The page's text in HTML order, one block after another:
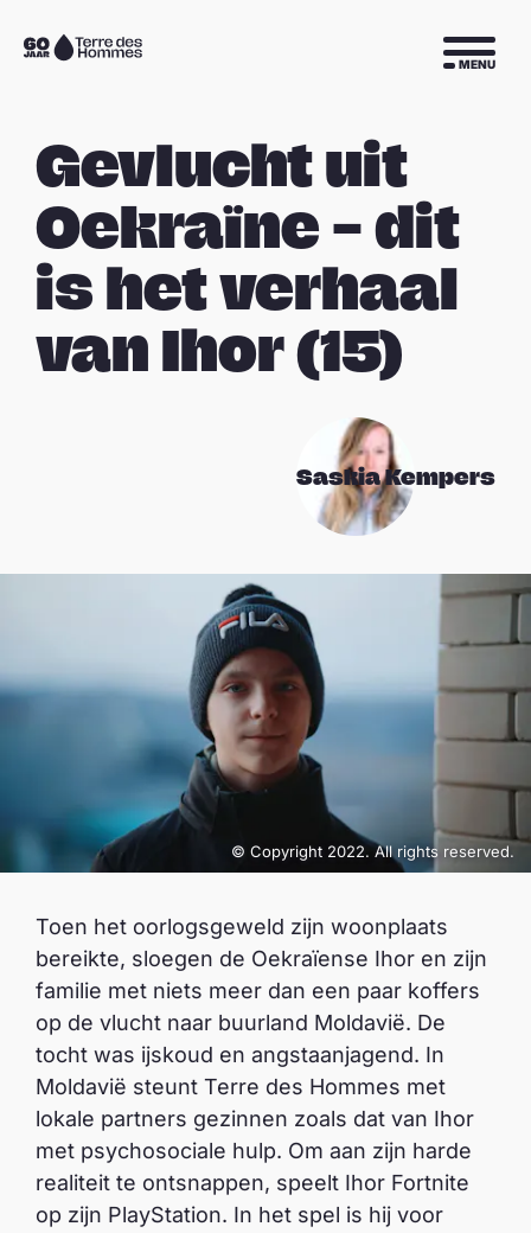
Sla navigatie over
Naar
MENU
Gevlucht uit
Oekraïne – dit
is het verhaal
van Ihor (15)
Saskia Kempers
© Copyright 2022. All rights reserved.
Toen het oorlogsgeweld zijn woonplaats
bereikte, sloegen de Oekraïense Ihor en zijn
familie met niets meer dan een paar koffers
op de vlucht naar buurland Moldavië. De
tocht was ijskoud en angstaanjagend. In
Moldavië steunt Terre des Hommes met
lokale partners gezinnen zoals dat van Ihor
met psychosociale hulp. Om aan zijn harde
realiteit te ontsnappen, speelt Ihor Fortnite
op zijn PlayStation. In het spel is hij voor